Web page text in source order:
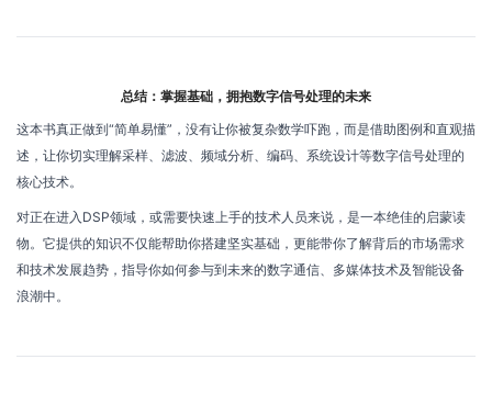
总结：掌握基础，拥抱数字信号处理的未来
这本书真正做到“简单易懂”，没有让你被复杂数学吓跑，而是借助图例和直观描
述，让你切实理解采样、滤波、频域分析、编码、系统设计等数字信号处理的
核心技术。
对正在进入DSP领域，或需要快速上手的技术人员来说，是一本绝佳的启蒙读
物。它提供的知识不仅能帮助你搭建坚实基础，更能带你了解背后的市场需求
和技术发展趋势，指导你如何参与到未来的数字通信、多媒体技术及智能设备
浪潮中。